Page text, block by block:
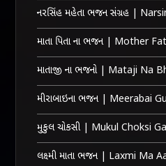
નરસિંહ મહેતા ભજન સંગ્રહ |
માતા પિતા ના ભજન | Mother
માતાજી ના ભજનો | Mataji Na
મીરાબાઇના ભજન | Meerabai
મુકુલ ચોકસી | Mukul Choksi
લક્ષ્મી માતા ભજન | Laxmi Ma